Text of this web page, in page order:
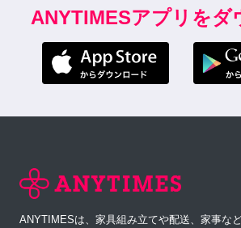
ANYTIMESアプリをダ
ANYTIMESは、家具組み立てや配送、家事な